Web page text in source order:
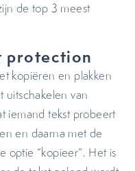
de top 3 meest
protection
kopiëren en plakken
uitschakelen van
iemand tekst probeert
en daarna met de
optie “kopieer”. Het is